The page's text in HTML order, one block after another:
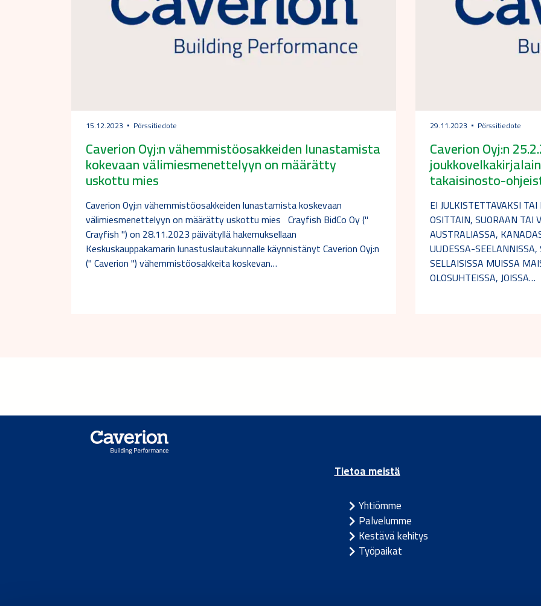
15.12.2023 Pörssitiedote
Caverion Oyj:n vähemmistöosakkeiden lunastamista
kokevaan välimiesmenettelyyn on määrätty
uskottu mies
Caverion Oyj:n vähemmistöosakkeiden lunastamista koskevaan
välimiesmenettelyyn on määrätty uskottu mies Crayfish BidCo Oy ("
Crayfish ") on 28.11.2023 päivätyllä hakemuksellaan
Keskuskauppakamarin lunastuslautakunnalle käynnistänyt Caverion Oyj:n
(" Caverion ") vähemmistöosakkeita koskevan…
29.11.2023 Pörssitiedote
Caverion Oyj:n
takaisinosto-
EI JULKISTETTAVAKSI
OSITTAIN, SUORAAN TAI
AUSTRALIASSA,
UUDESSA-
SELLAISISSA MUISSA
OLOSUHTEISSA, JOISSA…
Tietoa meistä
Yhtiömme
Palvelumme
Kestävä kehitys
Työpaikat